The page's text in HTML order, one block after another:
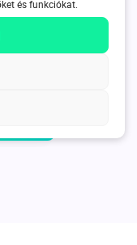
és funkciókat.